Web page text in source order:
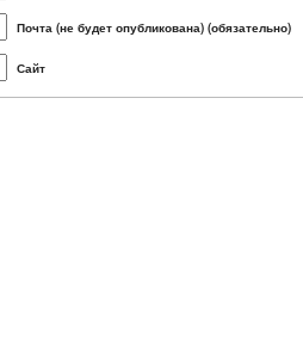
Почта (не будет опубликована) (обязательно)
Сайт